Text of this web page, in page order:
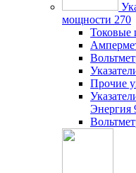
мощности 270
Токовые
Прочие
Энергия